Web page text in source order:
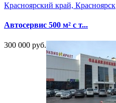
Красноярский край, Красноярск
Автосервис 500 м² с т...
300 000 руб.